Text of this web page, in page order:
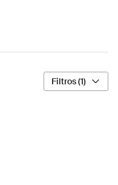
Filtros (1)